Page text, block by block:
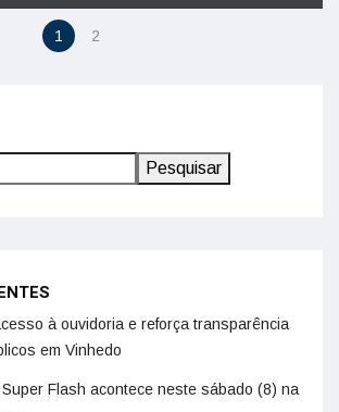
Pesquisar
à ouvidoria e reforça transparência
quer proibir campeonatos de “farmar
multa de até R$ 5 mil
em Joinville